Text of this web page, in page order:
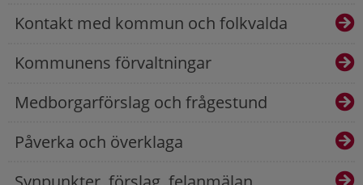
Kontakt med kommun och folkvalda
Kommunens förvaltningar
Medborgarförslag och frågestund
Påverka och överklaga